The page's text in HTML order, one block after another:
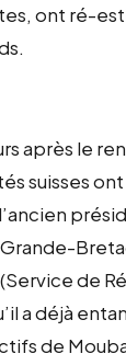
ont ré-
après le
suisses
de
a déjà
de